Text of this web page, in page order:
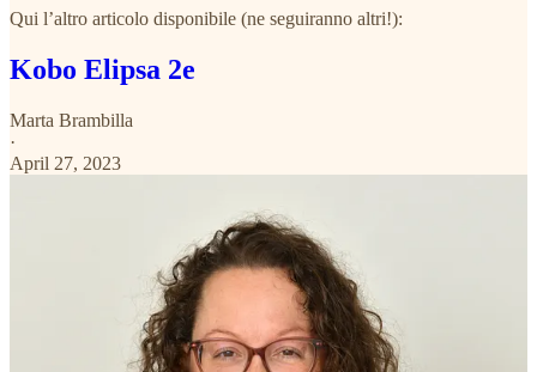
Qui l’altro articolo disponibile (ne seguiranno altri!):
Kobo Elipsa 2e
Marta Brambilla
·
April 27, 2023